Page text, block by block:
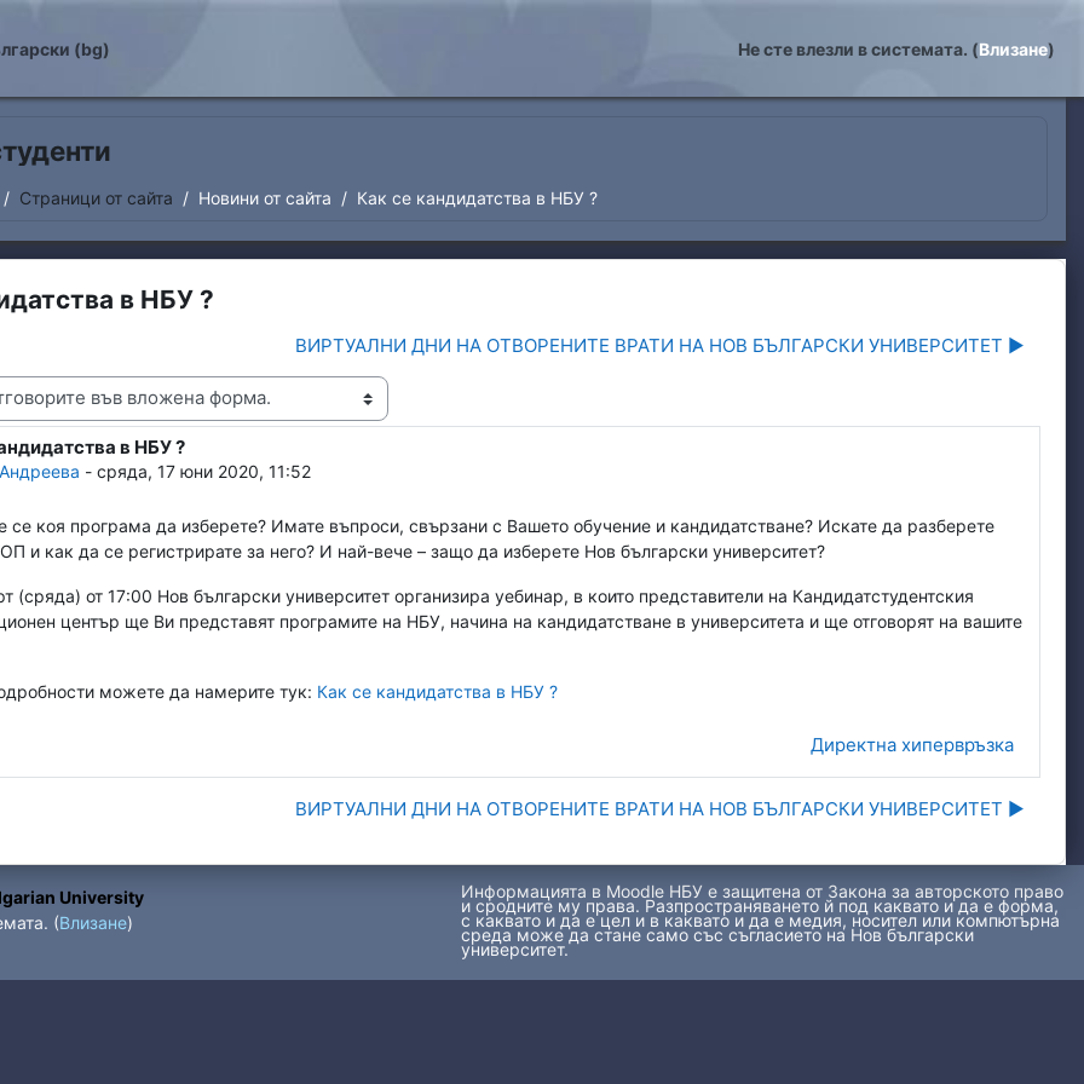
‎(bg)‎ Не сте влезли в системата. (Влизане)
Страници от сайта Новини от сайта Как се кандидатства в НБУ ?
в НБУ ?
ВИРТУАЛНИ ДНИ НА ОТВОРЕНИТЕ ВРАТИ НА НОВ БЪЛГАРСКИ УНИВЕРСИТЕТ ▶︎
в НБУ ?
- сряда, 17 юни 2020, 11:52
replies: 0
се коя програма да изберете? Имате въпроси, свързани с Вашето обучение и кандидатстване? Искате да разберете
и как да се регистрирате за него? И най-вече – защо да изберете Нов български университет?
(сряда) от 17:00 Нов български университет организира уебинар, в които представители на Кандидатстудентския
център ще Ви представят програмите на НБУ, начина на кандидатстване в университета и ще отговорят на вашите
можете да намерите тук: Как се кандидатства в НБУ ?
Директна хипервръзка
ВИРТУАЛНИ ДНИ НА ОТВОРЕНИТЕ ВРАТИ НА НОВ БЪЛГАРСКИ УНИВЕРСИТЕТ ▶︎
Информацията в Moodle НБУ е защитена от Закона за авторското право
и сродните му права. Разпространяването й под каквато и да е форма,
с каквато и да е цел и в каквато и да е медия, носител или компютърна
среда може да стане само със съгласието на Нов български
университет.
University
(Влизане)